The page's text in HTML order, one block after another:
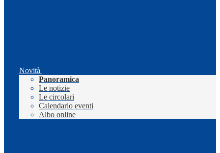
Novità
Panoramica
Le notizie
Le circolari
Calendario eventi
Albo online